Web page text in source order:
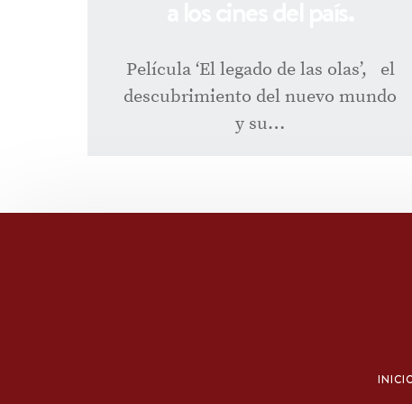
Película ‘El legado de las olas’, el
descubrimiento del nuevo mundo
y su…